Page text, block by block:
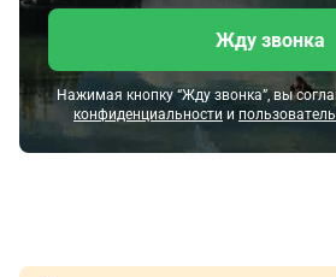
Жду звонка
Нажимая кнопку “Жду звонка”, вы
конфиденциальности и